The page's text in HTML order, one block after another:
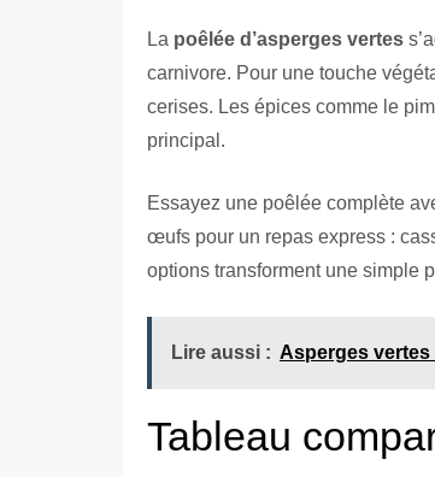
La poêlée d’asperges vertes
carnivore. Pour une touche
cerises. Les épices comme le
principal.
Essayez une poêlée complète
œufs pour un repas express :
options transforment une simple
Lire aussi : Asperges
Tableau